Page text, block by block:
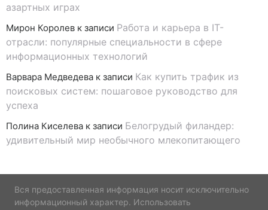
азартных играх
Мирон Королев к записи Работа и карьера в IT-
отрасли: популярные специальности в сфере
информационных технологий
Варвара Медведева к записи Как купить трафик из
поисковых систем: пошаговое руководство для
успеха
Полина Киселева к записи Белогрудый филандер:
удивительный мир необычного млекопитающего
Вся предоставленная информация носит исключительно
информационный характер. Использовать